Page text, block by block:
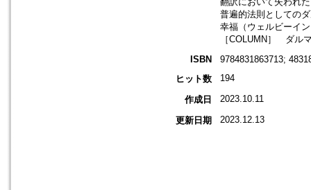
普遍的法則としての
幸福（ウェルビーイ
［COLUMN］ ダル
ISBN
9784831863713;
ヒット数
194
作成日 2023.10.11
更新日期 2023.12.13